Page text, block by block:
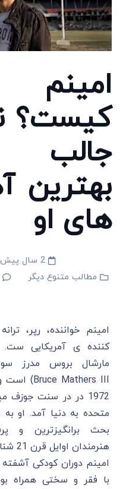
امینم
کیست؟
بهترین
های او
2 سال پیش
مطالب متنوع دیگر
امینم خواننده، رپر،
کننده ی آمریکایی ست.
1972 در در سنت ‌جوزف
متحده به دنیا آمد. او به
بحث برانگیزترین و
امینم دوران کودکی
با فقر و سختی همراه